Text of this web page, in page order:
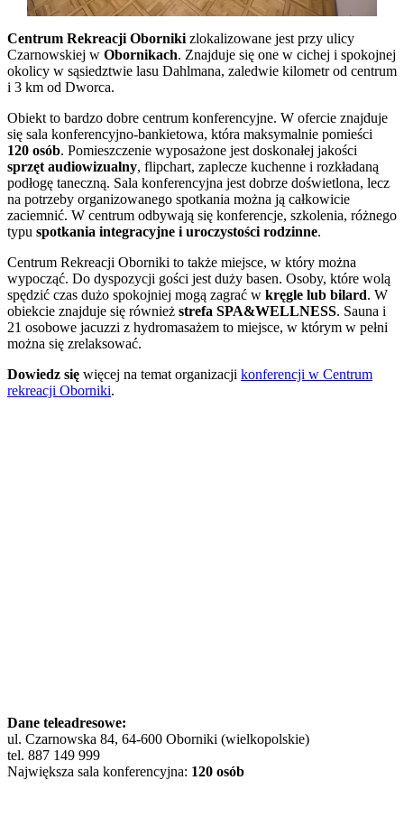
Centrum Rekreacji Oborniki zlokalizowane jest przy ulicy
Czarnowskiej w Obornikach. Znajduje się one w cichej i spokojnej
okolicy w sąsiedztwie lasu Dahlmana, zaledwie kilometr od centrum
i 3 km od Dworca.
Obiekt to bardzo dobre centrum konferencyjne. W ofercie znajduje
się sala konferencyjno-bankietowa, która maksymalnie pomieści
120 osób. Pomieszczenie wyposażone jest doskonałej jakości
sprzęt audiowizualny, flipchart, zaplecze kuchenne i rozkładaną
podłogę taneczną. Sala konferencyjna jest dobrze doświetlona, lecz
na potrzeby organizowanego spotkania można ją całkowicie
zaciemnić. W centrum odbywają się konferencje, szkolenia, różnego
typu spotkania integracyjne i uroczystości rodzinne.
Centrum Rekreacji Oborniki to także miejsce, w który można
wypocząć. Do dyspozycji gości jest duży basen. Osoby, które wolą
spędzić czas dużo spokojniej mogą zagrać w kręgle lub bilard. W
obiekcie znajduje się również strefa SPA&WELLNESS. Sauna i
21 osobowe jacuzzi z hydromasażem to miejsce, w którym w pełni
można się zrelaksować.
Dowiedz się więcej na temat organizacji konferencji w Centrum
rekreacji Oborniki.
Dane teleadresowe:
ul. Czarnowska 84, 64-600 Oborniki (wielkopolskie)
tel. 887 149 999
Największa sala konferencyjna: 120 osób